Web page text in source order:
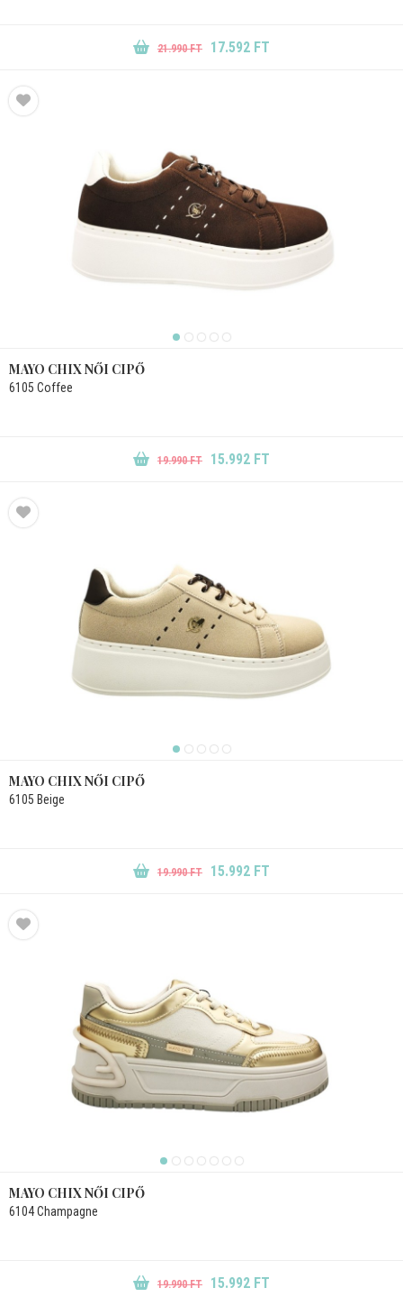
21.990 FT 17.592 FT
MAYO CHIX NŐI CIPŐ
6105 Coffee
19.990 FT 15.992 FT
MAYO CHIX NŐI CIPŐ
6105 Beige
19.990 FT 15.992 FT
MAYO CHIX NŐI CIPŐ
6104 Champagne
19.990 FT 15.992 FT